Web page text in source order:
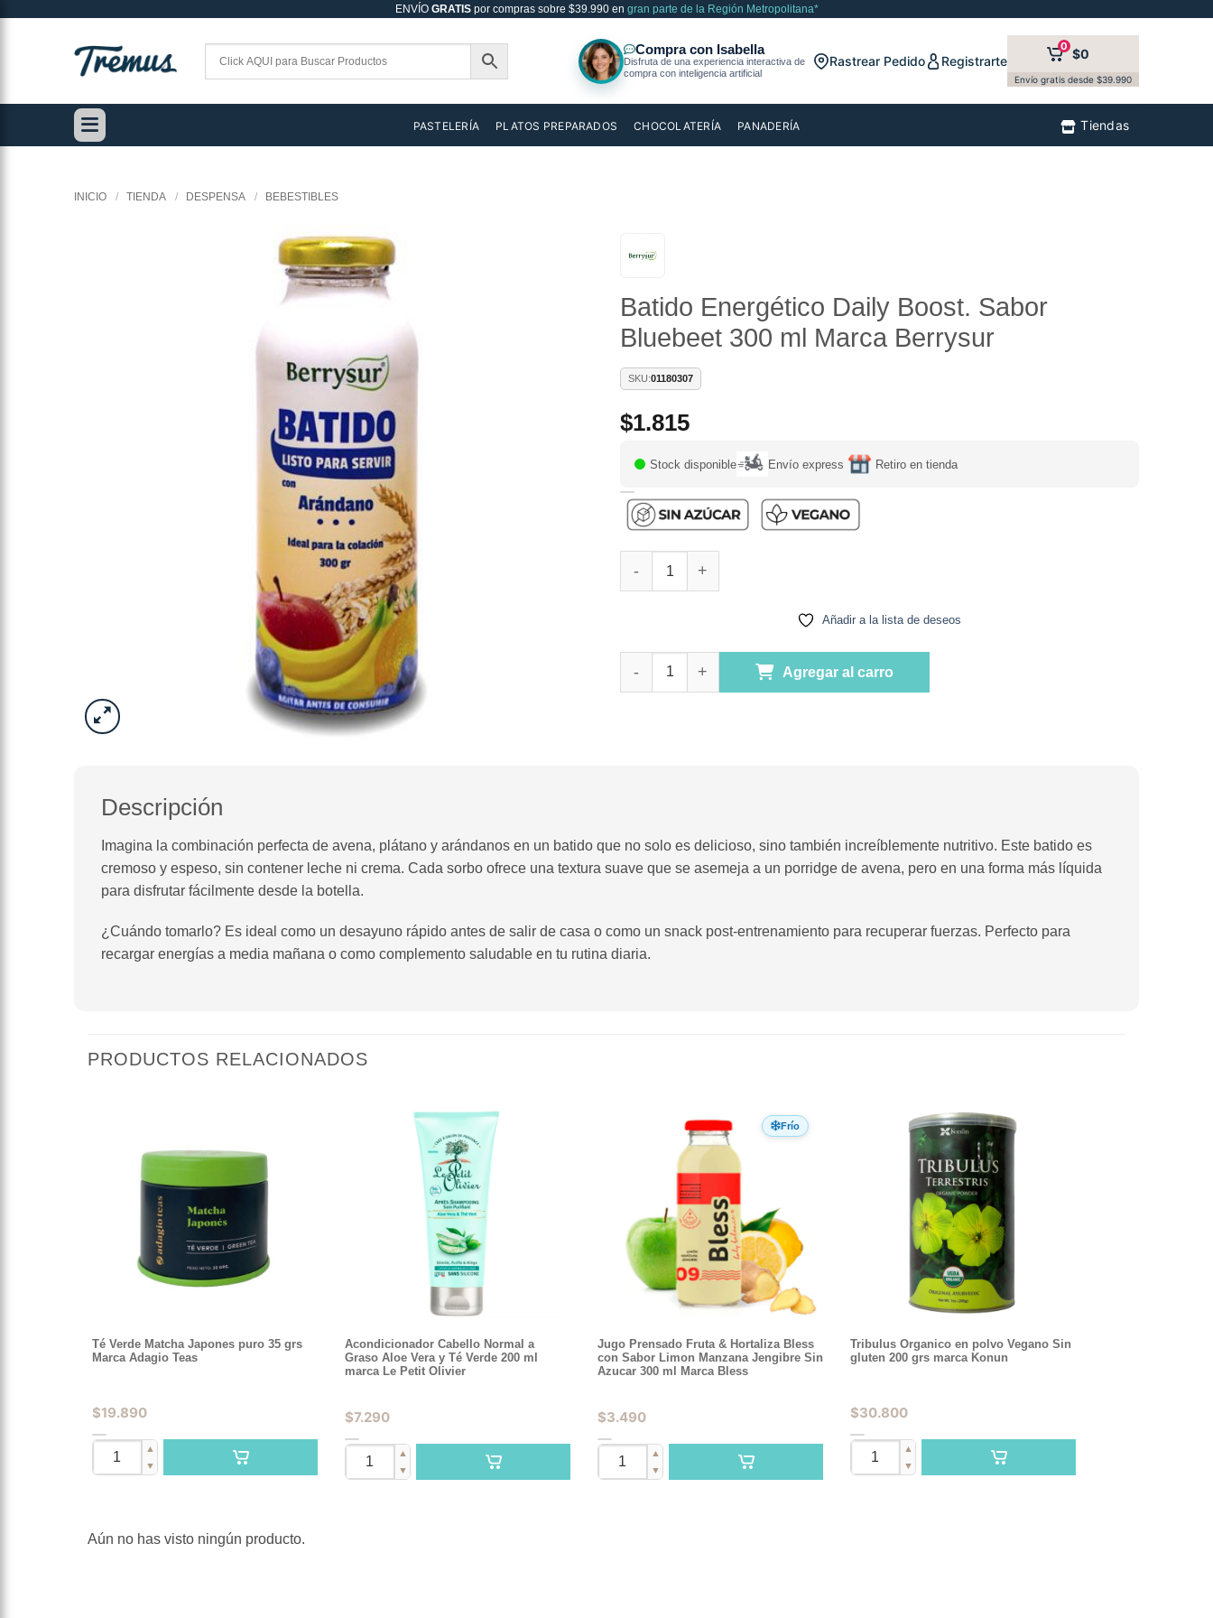
ENVÍO GRATISpor compras sobre $39.990 en gran parte de la Región Metropolitana*
Rastrear Pedido Registrarte
0 $0
Envío gratis desde $39.990
PASTELERÍA PLATOS PREPARADOS CHOCOLATERÍA PANADERÍA Tiendas
INICIO / TIENDA / DESPENSA / BEBESTIBLES
Batido Energético Daily Boost. Sabor
Bluebeet 300 ml Marca Berrysur
SKU:01180307
$1.815
Stock disponible Envío express Retiro en tienda
Añadir a la lista de deseos
Batido Energético Daily Boost. Sabor Bluebeet 300 ml Marca Berrysur cantidad
Agregar al carro
Descripción
Imagina la combinación perfecta de avena, plátano y arándanos en un batido que no solo es delicioso, sino también increíblemente nutritivo. Este batido es
cremoso y espeso, sin contener leche ni crema. Cada sorbo ofrece una textura suave que se asemeja a un porridge de avena, pero en una forma más líquida
para disfrutar fácilmente desde la botella.
¿Cuándo tomarlo? Es ideal como un desayuno rápido antes de salir de casa o como un snack post-entrenamiento para recuperar fuerzas. Perfecto para
recargar energías a media mañana o como complemento saludable en tu rutina diaria.
PRODUCTOS RELACIONADOS
Té Verde Matcha Japones puro 35 grs
Marca Adagio Teas
$19.890
▲
▼
Acondicionador Cabello Normal a
Graso Aloe Vera y Té Verde 200 ml
marca Le Petit Olivier
$7.290
▲
▼
Frío
Jugo Prensado Fruta & Hortaliza Bless
con Sabor Limon Manzana Jengibre Sin
Azucar 300 ml Marca Bless
$3.490
▲
▼
Tribulus Organico en polvo Vegano Sin
gluten 200 grs marca Konun
$30.800
▲
▼
Aún no has visto ningún producto.